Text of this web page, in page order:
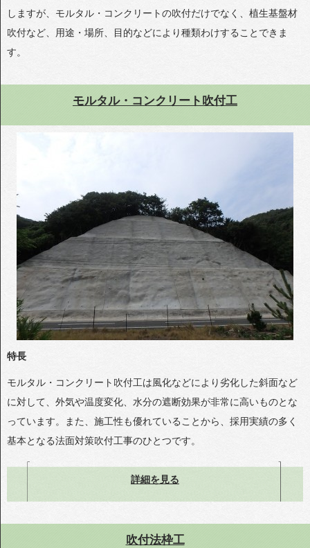
しますが、モルタル・コンクリートの吹付だけでなく、植生基盤材
吹付など、用途・場所、目的などにより種類わけすることできま
す。
モルタル・コンクリート吹付工
特長
モルタル・コンクリート吹付工は風化などにより劣化した斜面など
に対して、外気や温度変化、水分の遮断効果が非常に高いものとな
っています。また、施工性も優れていることから、採用実績の多く
基本となる法面対策吹付工事のひとつです。
詳細を見る
吹付法枠工